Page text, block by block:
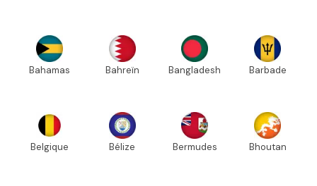
Bahamas Bahreïn Bangladesh Barbade
Belgique Bélize Bermudes Bhoutan